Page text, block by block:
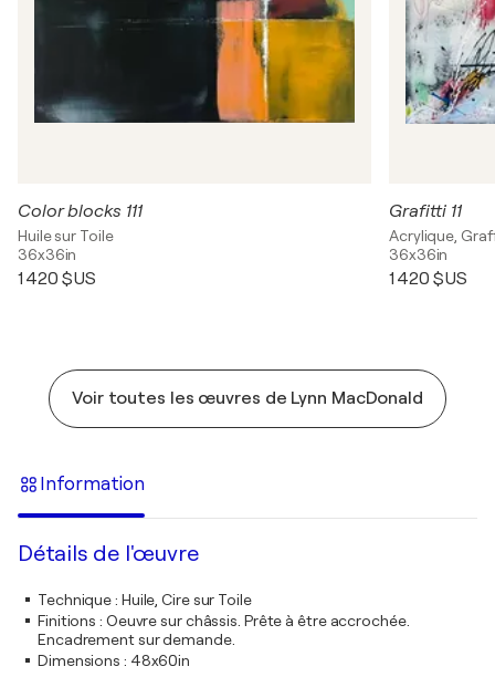
Color blocks 111
Huile sur Toile
36x36in
1 420 $US
Grafitti 11
Acrylique,
36x36in
1 420 $US
Voir toutes les œuvres de Lynn MacDonald
Information
Détails de l'œuvre
Technique: Huile, Cire sur Toile
Finitions : Oeuvre sur châssis. Prête à être accrochée.
Encadrement sur demande.
Dimensions : 48x60in